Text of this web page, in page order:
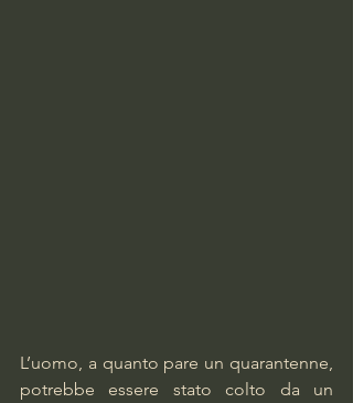
L’uomo, a quanto pare un quarantenne,
potrebbe essere stato colto da un